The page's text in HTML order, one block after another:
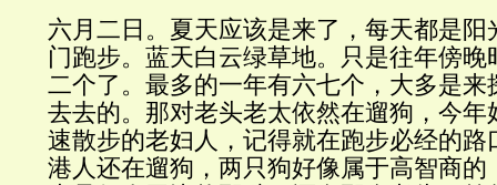
六月二日。夏天应该是来了，每天都是阳
门跑步。蓝天白云绿草地。只是往年傍晚
二个了。最多的一年有六七个，大多是来
去去的。那对老头老太依然在遛狗，今年
速散步的老妇人，记得就在跑步必经的路
港人还在遛狗，两只狗好像属于高智商的